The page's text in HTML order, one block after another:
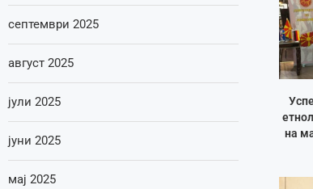
на
септември 2025
август 2025
јули 2025
јуни 2025
мај 2025